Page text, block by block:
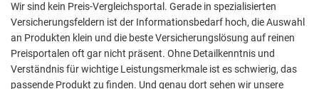
Wir sind kein Preis-Vergleichsportal. Gerade in spezialisierten
Versicherungsfeldern ist der Informationsbedarf hoch, die Auswahl
an Produkten klein und die beste Versicherungslösung auf reinen
Preisportalen oft gar nicht präsent. Ohne Detailkenntnis und
Verständnis für wichtige Leistungsmerkmale ist es schwierig, das
passende Produkt zu finden. Und genau dort sehen wir unsere